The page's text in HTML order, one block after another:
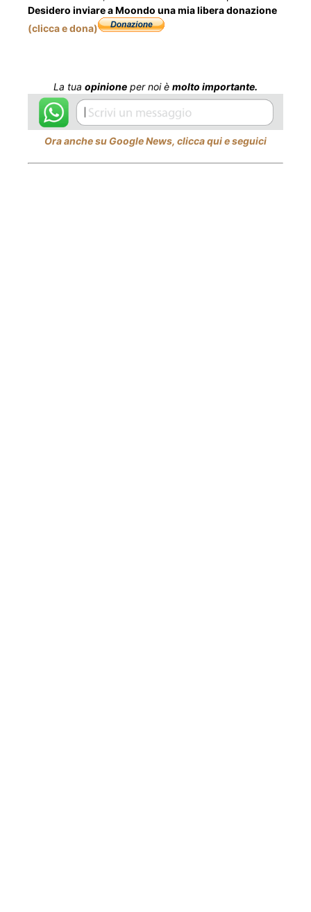
Desidero inviare a Moondo una mia libera donazione
(clicca e dona)
La tua opinione per noi è molto importante.
Ora anche su Google News, clicca qui e seguici